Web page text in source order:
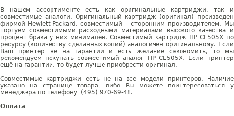
В нашем ассортименте есть как оригинальные картриджи, так и
совместимые аналоги. Оригинальный картридж (оригинал) произведен
фирмой Hewlett-Packard, совместимый – сторонним производителем. Мы
торгуем совместимыми расходными материалами высокого качества и
процент брака у них минимален. Совместимый картридж HP CE505X по
ресурсу (количеству сделанных копий) аналогичен оригинальному. Если
Ваш принтер не на гарантии и есть желание сэкономить, то мы
рекомендуем покупать совместимый аналог HP CE505X. Если принтер
ещё на гарантии, то будет лучше приобрести оригинал.
Совместимые картриджи есть не на все модели принтеров. Наличие
указано на странице товара, либо Вы можете поинтересоваться у
менеджера по телефону: (495) 970-69-48.
Оплата